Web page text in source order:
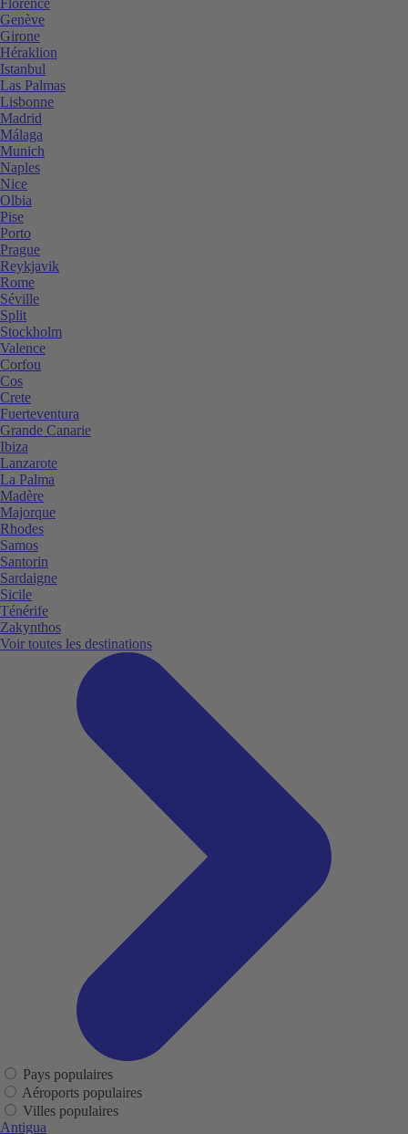
Genève
Girone
Héraklion
Istanbul
Las Palmas
Lisbonne
Madrid
Málaga
Munich
Naples
Nice
Olbia
Pise
Porto
Prague
Reykjavik
Rome
Séville
Split
Stockholm
Valence
Corfou
Cos
Crete
Fuerteventura
Grande Canarie
Ibiza
Lanzarote
La Palma
Madère
Majorque
Rhodes
Samos
Santorin
Sardaigne
Sicile
Ténérife
Zakynthos
Voir toutes les destinations
Pays populaires
Aéroports populaires
Villes populaires
Antigua